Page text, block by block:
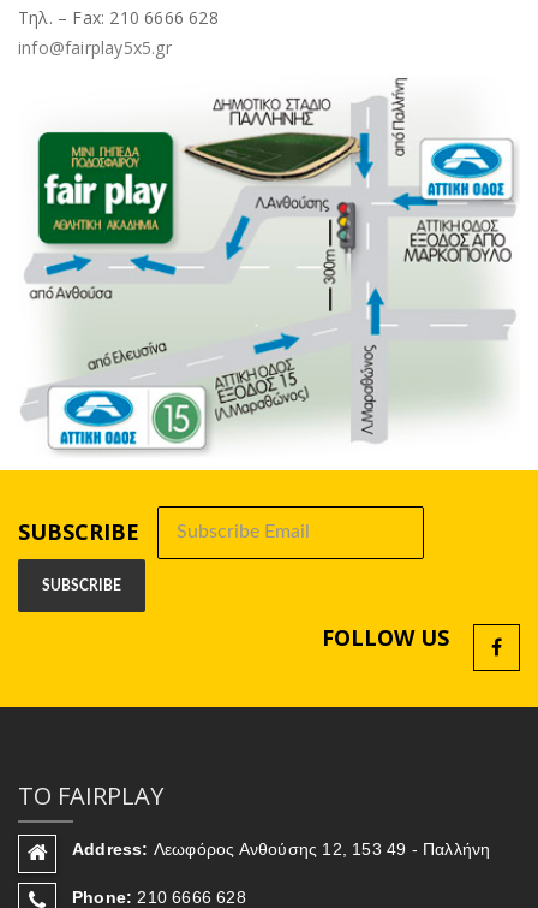
Τηλ. – Fax: 210 6666 628
info@fairplay5x5.gr
SUBSCRIBE
FOLLOW US
ΤΟ FAIRPLAY
Address: Λεωφόρος Ανθούσης 12, 153 49 - Παλλήνη
Phone: 210 6666 628